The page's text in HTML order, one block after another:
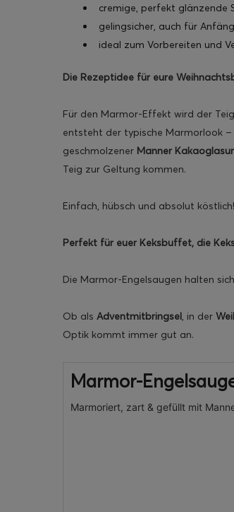
cremige, perfekt glänzende
gelingsicher, auch für
ideal zum Vorbereiten und
Die Rezeptidee für eure
Für den Marmor-Effekt wird der
entsteht der typische Marmorlook
geschmolzener Manner Kakaoglasur
Teig zur Geltung kommen.
Einfach, hübsch und absolut köstlich!
Perfekt für euer Keksbuffet, die
Die Marmor-Engelsaugen halten
Ob als Adventmitbringsel, in der
Optik kommt immer gut an.
Marmor-
Marmoriert, zart & gefüllt mit